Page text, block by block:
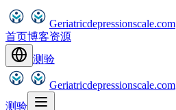
Geriatricdepressionscale.com
首页博客资源
测验
Geriatricdepressionscale.com
测验